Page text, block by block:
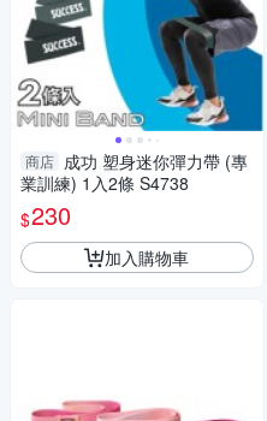
商店 成功 塑身迷你彈力帶 (專
業訓練) 1入2條 S4738
$230
加入購物車